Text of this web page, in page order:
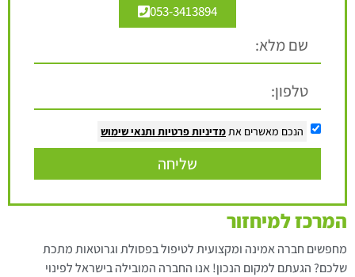
053-3413894
הנכם מאשרים אתמדיניות פרטיות ותנאי שימוש
שליחה
המרכז למיחזור
מחפשים חברה אמינה ומקצועית לטיפול בפסולת וגרוטאות מתכת
שלכם? הגעתם למקום הנכון! אנו החברה המובילה בישראל לפינוי